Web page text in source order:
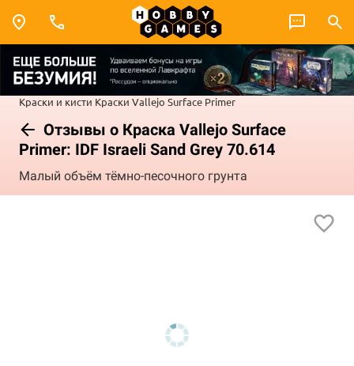
Краски и кисти Краски Vallejo Surface Primer
Отзывы о Краска Vallejo Surface
Primer: IDF Israeli Sand Grey 70.614
Малый объём тёмно-песочного грунта